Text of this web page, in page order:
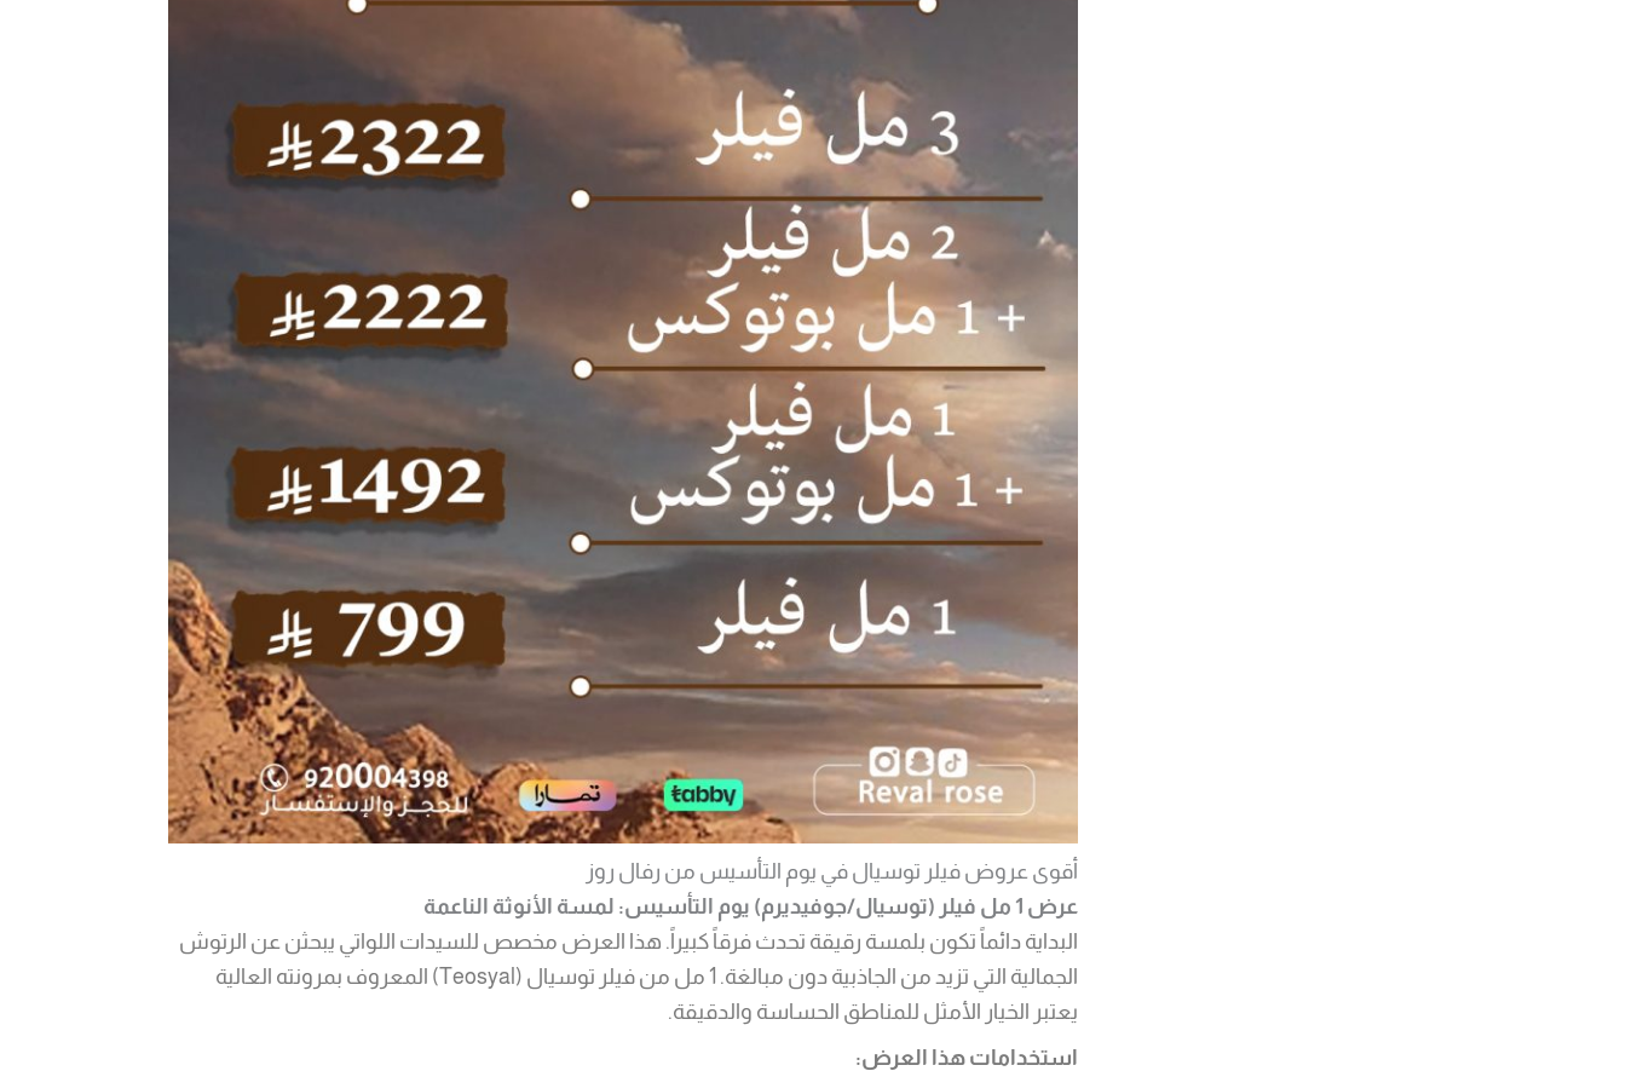
أقوى عروض فيلر توسيال في يوم التأسيس من رفال روز
عرض 1 مل فيلر (توسيال/جوفيديرم) يوم التأسيس: لمسة الأنوثة الناعمة
البداية دائماً تكون بلمسة رقيقة تحدث فرقاً كبيراً. هذا العرض مخصص للسيدات اللواتي يبحثن عن الرتوش
الجمالية التي تزيد من الجاذبية دون مبالغة. 1 مل من فيلر توسيال (Teosyal) المعروف بمرونته العالية
يعتبر الخيار الأمثل للمناطق الحساسة والدقيقة.
استخدامات هذا العرض: